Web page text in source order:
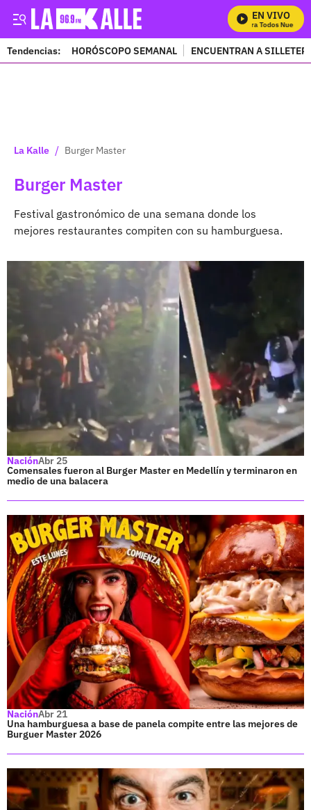
EN VIVO
Mira Todos Nuestros
Tendencias: HORÓSCOPO SEMANAL ENCUENTRAN A
La Kalle / Burger Master
Burger Master
Festival gastronómico de una semana donde los
mejores restaurantes compiten con su hamburguesa.
NaciónAbr 25
Comensales fueron al Burger Master en Medellín y terminaron en
medio de una balacera
NaciónAbr 21
Una hamburguesa a base de panela compite entre las mejores de
Burguer Master 2026